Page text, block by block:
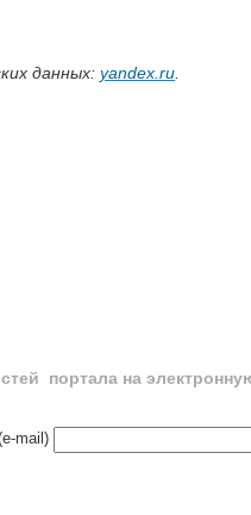
данных: yandex.ru.
портала на
mail)